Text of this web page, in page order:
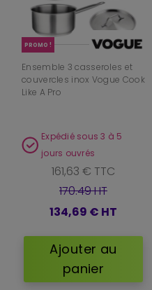
PROMO !
Ensemble 3 casseroles et
couvercles inox Vogue Cook
Like A Pro
Expédié sous 3 à 5
jours ouvrés
161,63 € TTC
170.49 HT
134,69 € HT
Ajouter au
panier